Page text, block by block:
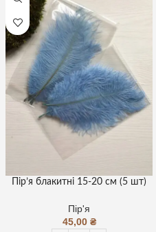
Пір’я блакитні 15-20 см (5 шт)
Пір'я
45,00 ₴